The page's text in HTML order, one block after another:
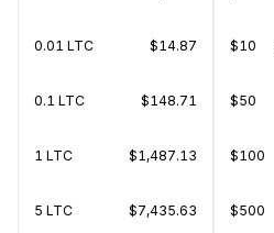
0.01 LTC $14.87
0.1 LTC $148.71
1 LTC $1,487.13
5 LTC $7,435.63
$10
$50
$100
$500